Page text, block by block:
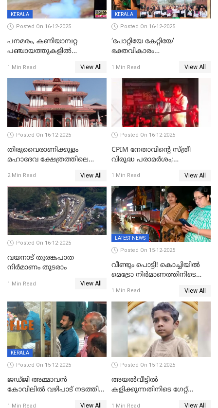
KERALA
Posted On 16-12-2025
പനമരം, കണിയാമ്പറ്റ
പഞ്ചായത്തുകളിൽ
സ്ഥാപനങ്ങൾക്ക് അവധി
1 Min Read View All
KERALA
Posted On 16-12-2025
‘പോറ്റിയേ കേറ്റിയേ’
ഭക്തവികാരം
ഡിജിപിക്ക് പരാതി; ശക്തമായ
നടപടി വേണമെന്നു
സിപിഐഎമ്മും
1 Min Read View All
Posted On 16-12-2025
തിരുവൈരാണിക്കുളം
മഹാദേവ ക്ഷേത്രത്തിലെ
ജനുവരി 2 ന് തുടക്കമാകും
2 Min Read View All
Posted On 16-12-2025
CPIM നേതാവിൻ്റെ സ്ത്രീ
വിരുദ്ധ പരാമർശം;
1 Min Read View All
Posted On 16-12-2025
വയനാട് തുരങ്കപാത
നിർമാണം തുടരാം
1 Min Read View All
LATEST NEWS
Posted On 15-12-2025
വീണ്ടും പൊട്ടി! കൊച്ചിയിൽ
മെട്രോ നിർമാണത്തിനിടെ
റോഡിൽ ഗതാഗത കുരുക്ക്,
കലൂർ സ്റ്റേഡിയം റോഡ്
ഉപരോധിച്ച് കോൺഗ്രസ്
1 Min Read View All
KERALA
Posted On 15-12-2025
ജഡ്ജി അമ്മാവന്‍
കോവിലില്‍ വഴിപാട് നടത്തി
1 Min Read View All
Posted On 15-12-2025
അയൽവീട്ടിൽ
കളിക്കുന്നതിനിടെ ഗേറ്റ്
1 Min Read View All